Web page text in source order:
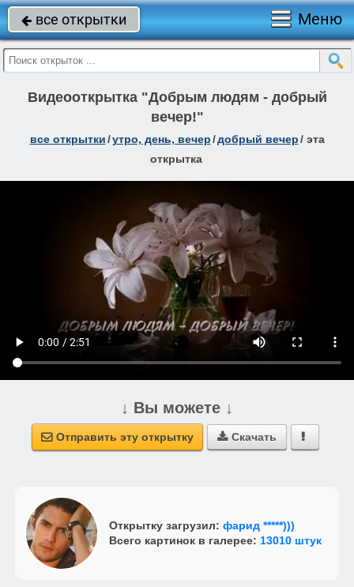
 все открытки Меню
Видеооткрытка "Добрым людям - добрый
вечер!"
все открытки/утро, день, вечер/добрый вечер/ эта
открытка
↓ Вы можете ↓
 Отправить эту открытку  Скачать 
Открытку загрузил: фарид *****)))
Всего картинок в галерее: 13010 штук